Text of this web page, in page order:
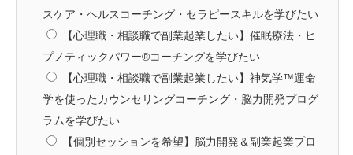
スケア・ヘルスコーチング・セラピースキルを学びたい
【心理職・相談職で副業起業したい】催眠療法・ヒ
プノティックパワー®️コーチングを学びたい
【心理職・相談職で副業起業したい】神気学™️運命
学を使ったカウンセリングコーチング・脳力開発プログ
ラムを学びたい
【個別セッションを希望】脳力開発＆副業起業プロ